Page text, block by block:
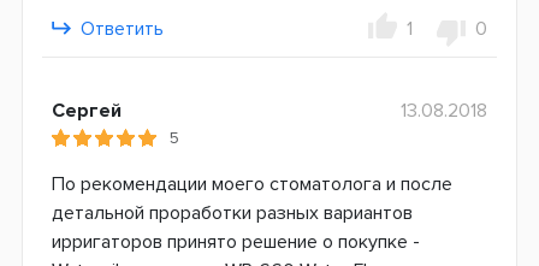
Ответить
1 0
Сергей
5
13.08.2018
По рекомендации моего стоматолога и после
детальной проработки разных вариантов
ирригаторов принято решение о покупке -